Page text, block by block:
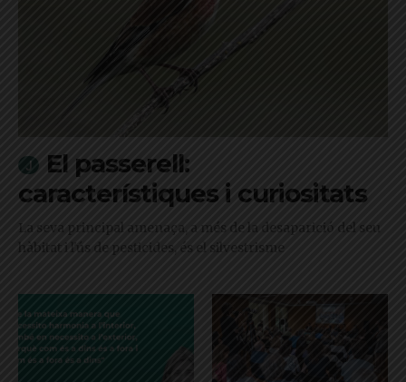
El passerell:
característiques i curiositats
La seva principal amenaça, a més de la desaparició del seu
hàbitat i l'ús de pesticides, és el silvestrisme